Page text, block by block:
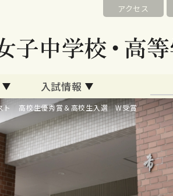
アクセス
入試情報
ト 高校生優秀賞＆高校生入選 W受賞